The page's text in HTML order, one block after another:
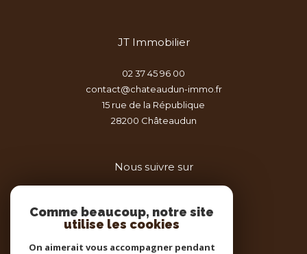
JT Immobilier
02 37 45 96 00
contact@chateaudun-immo.fr
15 rue de la République
28200
châteaudun
Nous suivre sur
Comme beaucoup, notre site
utilise les cookies
On aimerait vous accompagner pendant